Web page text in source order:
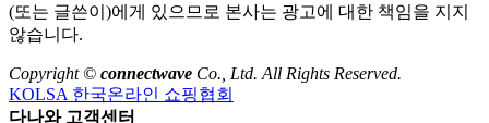
(또는 글쓴이)에게 있으므로 본사는 광고에 대한 책임을 지지
않습니다.
Copyright © connectwave Co., Ltd. All Rights Reserved.
KOLSA 한국온라인 쇼핑협회
다나와 고객센터